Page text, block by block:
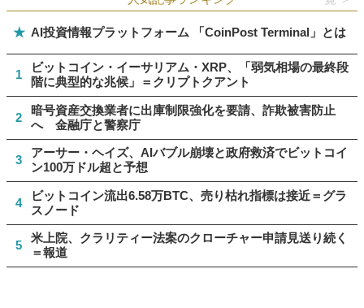
★ AI投資情報プラットフォーム 「CoinPost Terminal」とは
1
ビットコイン・イーサリアム・XRP、「弱気相場の最終段
階に典型的な兆候」＝クリプトクアント
2
暗号資産交換業者に出庫制限強化を要請、詐欺被害防止
へ 金融庁と警察庁
3
アーサー・ヘイズ、AIバブル崩壊と政府救済でビットコイ
ン100万ドル超と予想
4
ビットコイン流出6.58万BTC、売り枯れ指標は接近＝グラ
スノード
5
米上院、クラリティー法案のクローチャー申請見送り続く
＝報道